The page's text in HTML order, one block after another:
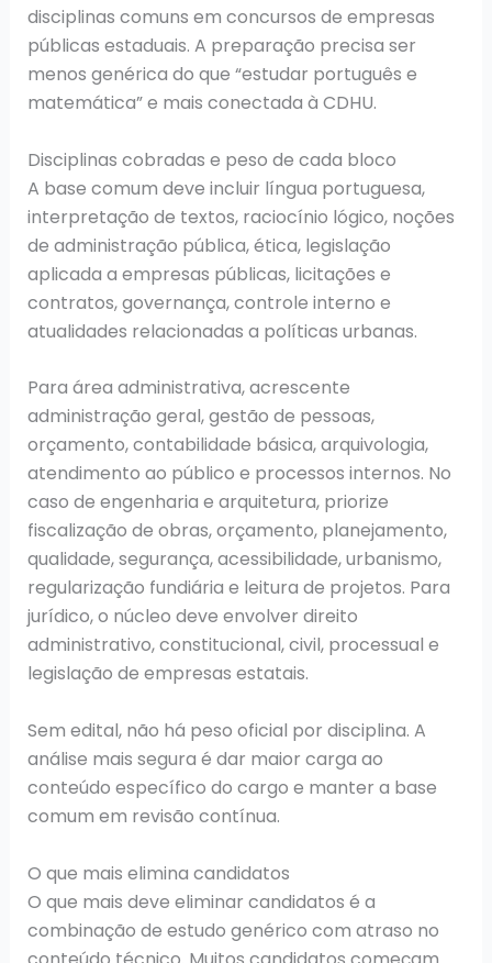
disciplinas comuns em concursos de empresas
públicas estaduais. A preparação precisa ser
menos genérica do que “estudar português e
matemática” e mais conectada à CDHU.
Disciplinas cobradas e peso de cada bloco
A base comum deve incluir língua portuguesa,
interpretação de textos, raciocínio lógico, noções
de administração pública, ética, legislação
aplicada a empresas públicas, licitações e
contratos, governança, controle interno e
atualidades relacionadas a políticas urbanas.
Para área administrativa, acrescente
administração geral, gestão de pessoas,
orçamento, contabilidade básica, arquivologia,
atendimento ao público e processos internos. No
caso de engenharia e arquitetura, priorize
fiscalização de obras, orçamento, planejamento,
qualidade, segurança, acessibilidade, urbanismo,
regularização fundiária e leitura de projetos. Para
jurídico, o núcleo deve envolver direito
administrativo, constitucional, civil, processual e
legislação de empresas estatais.
Sem edital, não há peso oficial por disciplina. A
análise mais segura é dar maior carga ao
conteúdo específico do cargo e manter a base
comum em revisão contínua.
O que mais elimina candidatos
O que mais deve eliminar candidatos é a
combinação de estudo genérico com atraso no